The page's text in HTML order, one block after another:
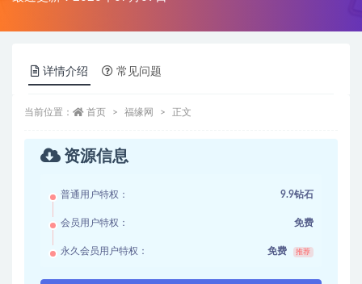
详情介绍 常见问题
当前位置： 首页 福缘网 正文
资源信息
普通用户特权： 9.9钻石
会员用户特权： 免费
永久会员用户特权： 免费 推荐